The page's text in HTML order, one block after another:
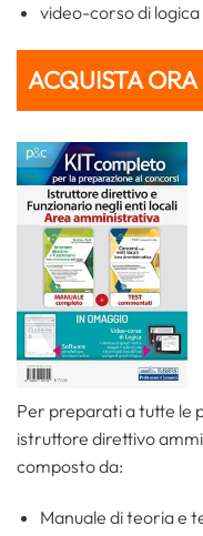
video-corso di logica
ACQUISTA ORA
Per preparati a tutte le
istruttore direttivo
composto da:
Manuale di teoria e